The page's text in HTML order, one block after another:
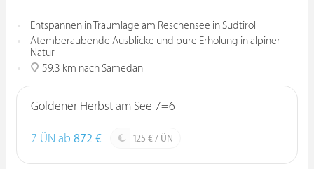
Entspannen in Traumlage am Reschensee in Südtirol
Atemberaubende Ausblicke und pure Erholung in alpiner
Natur
59.3 km nach Samedan
Goldener Herbst am See 7=6
7 ÜN ab 872 € 125 € / ÜN